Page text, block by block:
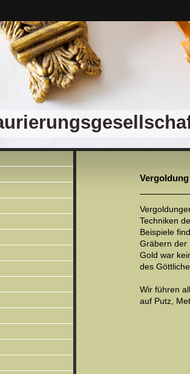
Vergoldung
Techniken
Beispiele
Gräbern der
Gold war
des
Wir führen
auf Putz,